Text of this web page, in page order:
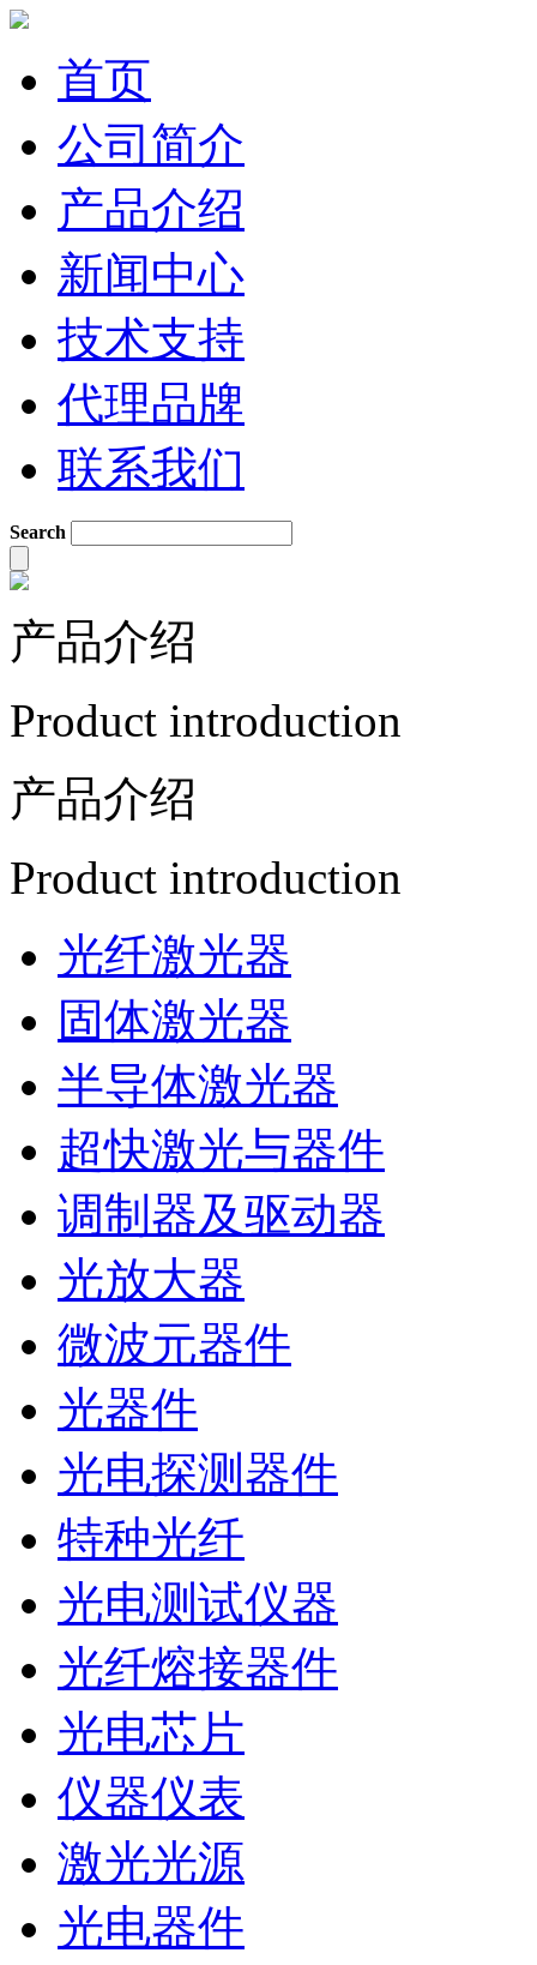
首页
公司简介
产品介绍
新闻中心
技术支持
代理品牌
联系我们
Search
产品介绍
Product introduction
产品介绍
Product introduction
光纤激光器
固体激光器
半导体激光器
超快激光与器件
调制器及驱动器
光放大器
微波元器件
光器件
光电探测器件
特种光纤
光电测试仪器
光纤熔接器件
光电芯片
仪器仪表
激光光源
光电器件